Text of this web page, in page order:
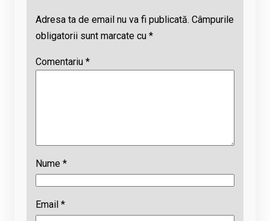
Adresa ta de email nu va fi publicată. Câmpurile
obligatorii sunt marcate cu *
Comentariu *
Nume *
Email *